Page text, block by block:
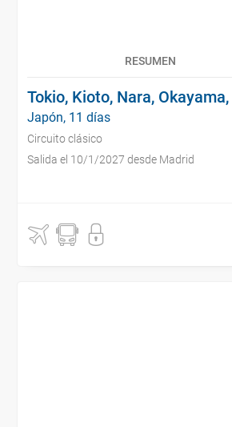
RESUMEN
Tokio, Kioto, Nara,
Japón, 11 días
Circuito clásico
Salida el 10/1/2027 desde Madrid